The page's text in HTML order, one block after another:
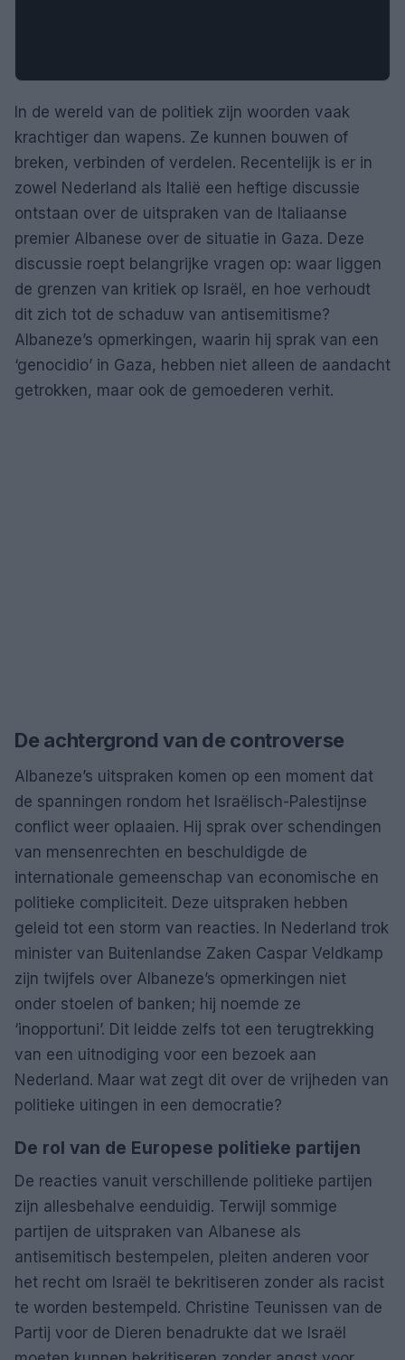
In de wereld van de politiek zijn woorden vaak
krachtiger dan wapens. Ze kunnen bouwen of
breken, verbinden of verdelen. Recentelijk is er in
zowel Nederland als Italië een heftige discussie
ontstaan over de uitspraken van de Italiaanse
premier Albanese over de situatie in Gaza. Deze
discussie roept belangrijke vragen op: waar liggen
de grenzen van kritiek op Israël, en hoe verhoudt
dit zich tot de schaduw van antisemitisme?
Albaneze’s opmerkingen, waarin hij sprak van een
‘genocidio’ in Gaza, hebben niet alleen de aandacht
getrokken, maar ook de gemoederen verhit.
De achtergrond van de controverse
Albaneze’s uitspraken komen op een moment dat
de spanningen rondom het Israëlisch-Palestijnse
conflict weer oplaaien. Hij sprak over schendingen
van mensenrechten en beschuldigde de
internationale gemeenschap van economische en
politieke compliciteit. Deze uitspraken hebben
geleid tot een storm van reacties. In Nederland trok
minister van Buitenlandse Zaken Caspar Veldkamp
zijn twijfels over Albaneze’s opmerkingen niet
onder stoelen of banken; hij noemde ze
‘inopportuni’. Dit leidde zelfs tot een terugtrekking
van een uitnodiging voor een bezoek aan
Nederland. Maar wat zegt dit over de vrijheden van
politieke uitingen in een democratie?
De rol van de Europese politieke partijen
De reacties vanuit verschillende politieke partijen
zijn allesbehalve eenduidig. Terwijl sommige
partijen de uitspraken van Albanese als
antisemitisch bestempelen, pleiten anderen voor
het recht om Israël te bekritiseren zonder als racist
te worden bestempeld. Christine Teunissen van de
Partij voor de Dieren benadrukte dat we Israël